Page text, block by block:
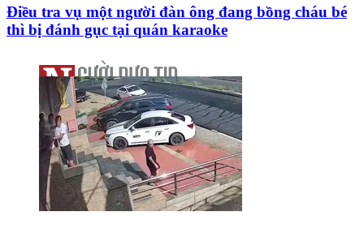
Điều tra vụ một người đàn ông đang bồng cháu bé
thì bị đánh gục tại quán karaoke